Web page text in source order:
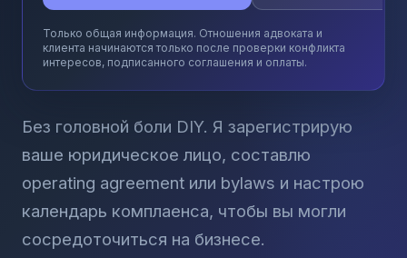
Только общая информация. Отношения адвоката и
клиента начинаются только после проверки конфликта
интересов, подписанного соглашения и оплаты.
Без головной боли DIY. Я зарегистрирую
ваше юридическое лицо, составлю
operating agreement или bylaws и настрою
календарь комплаенса, чтобы вы могли
сосредоточиться на бизнесе.